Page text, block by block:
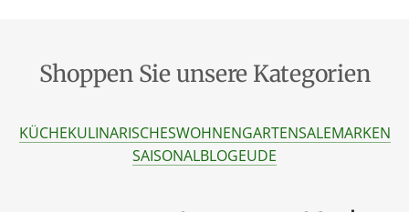
Shoppen Sie unsere Kategorien
KÜCHEKULINARISCHESWOHNENGARTENSALEMARKEN
SAISONALBLOGEUDE